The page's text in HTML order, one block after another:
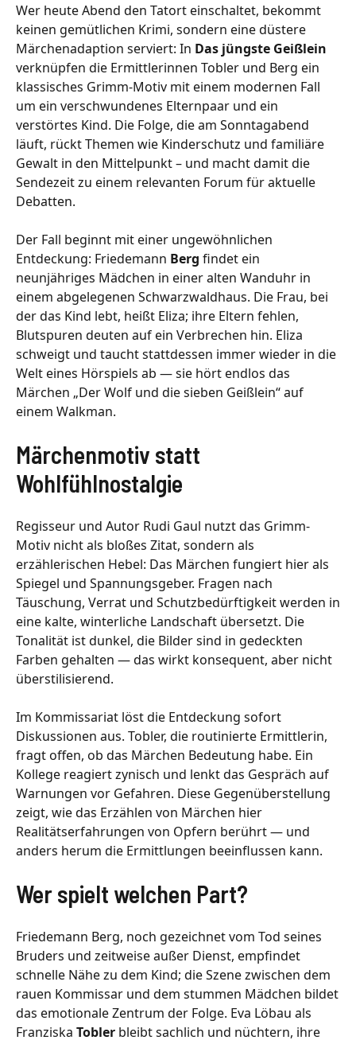
Wer heute Abend den Tatort einschaltet, bekommt
keinen gemütlichen Krimi, sondern eine düstere
Märchenadaption serviert: In Das jüngste Geißlein
verknüpfen die Ermittlerinnen Tobler und Berg ein
klassisches Grimm-Motiv mit einem modernen Fall
um ein verschwundenes Elternpaar und ein
verstörtes Kind. Die Folge, die am Sonntagabend
läuft, rückt Themen wie Kinderschutz und familiäre
Gewalt in den Mittelpunkt – und macht damit die
Sendezeit zu einem relevanten Forum für aktuelle
Debatten.
Der Fall beginnt mit einer ungewöhnlichen
Entdeckung: Friedemann Berg findet ein
neunjähriges Mädchen in einer alten Wanduhr in
einem abgelegenen Schwarzwaldhaus. Die Frau, bei
der das Kind lebt, heißt Eliza; ihre Eltern fehlen,
Blutspuren deuten auf ein Verbrechen hin. Eliza
schweigt und taucht stattdessen immer wieder in die
Welt eines Hörspiels ab — sie hört endlos das
Märchen „Der Wolf und die sieben Geißlein“ auf
einem Walkman.
Märchenmotiv statt
Wohlfühlnostalgie
Regisseur und Autor Rudi Gaul nutzt das Grimm-
Motiv nicht als bloßes Zitat, sondern als
erzählerischen Hebel: Das Märchen fungiert hier als
Spiegel und Spannungsgeber. Fragen nach
Täuschung, Verrat und Schutzbedürftigkeit werden in
eine kalte, winterliche Landschaft übersetzt. Die
Tonalität ist dunkel, die Bilder sind in gedeckten
Farben gehalten — das wirkt konsequent, aber nicht
überstilisierend.
Im Kommissariat löst die Entdeckung sofort
Diskussionen aus. Tobler, die routinierte Ermittlerin,
fragt offen, ob das Märchen Bedeutung habe. Ein
Kollege reagiert zynisch und lenkt das Gespräch auf
Warnungen vor Gefahren. Diese Gegenüberstellung
zeigt, wie das Erzählen von Märchen hier
Realitätserfahrungen von Opfern berührt — und
anders herum die Ermittlungen beeinflussen kann.
Wer spielt welchen Part?
Friedemann Berg, noch gezeichnet vom Tod seines
Bruders und zeitweise außer Dienst, empfindet
schnelle Nähe zu dem Kind; die Szene zwischen dem
rauen Kommissar und dem stummen Mädchen bildet
das emotionale Zentrum der Folge. Eva Löbau als
Franziska Tobler bleibt sachlich und nüchtern, ihre